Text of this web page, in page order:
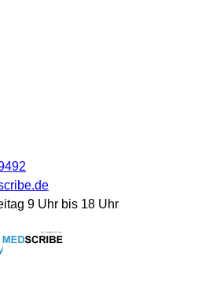
9 Uhr bis 18 Uhr